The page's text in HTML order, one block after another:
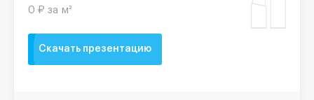
0 ₽ за м²
Скачать презентацию